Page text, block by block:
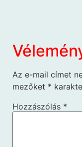
Az e-mail címet
mezőket *
Hozzászólás *